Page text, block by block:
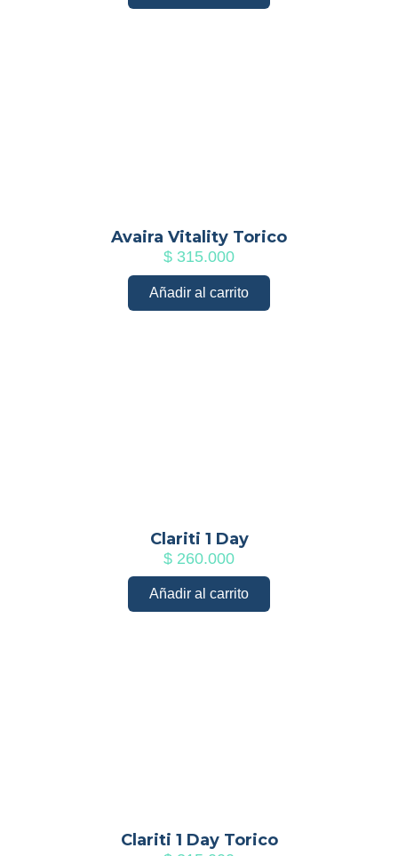
Avaira Vitality Torico
$ 315.000
Añadir al carrito
Clariti 1 Day
$ 260.000
Añadir al carrito
Clariti 1 Day Torico